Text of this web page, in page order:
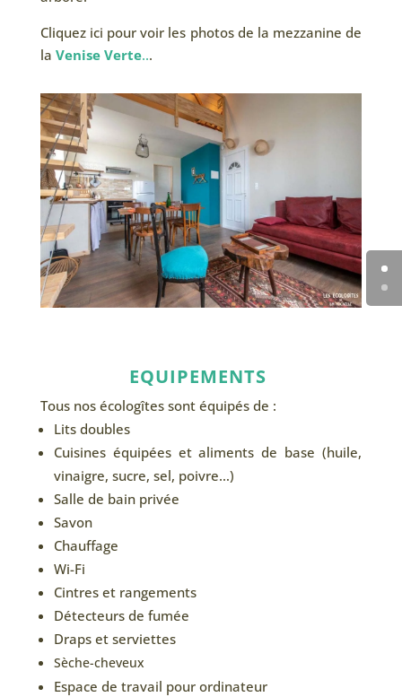
Cliquez ici pour voir les photos de la mezzanine de
la Venise Verte...
EQUIPEMENTS
Tous nos écologîtes sont équipés de :
Lits doubles
Cuisines équipées et aliments de base (huile,
vinaigre, sucre, sel, poivre…)
Salle de bain privée
Savon
Chauffage
Wi-Fi
Cintres et rangements
Détecteurs de fumée
Draps et serviettes
Sèche-cheveux
Espace de travail pour ordinateur